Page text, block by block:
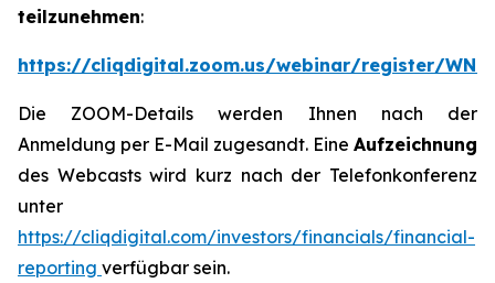
teilzunehmen:
https://cliqdigital.zoom.us/webinar/register/
Die ZOOM-Details werden Ihnen nach der
Anmeldung per E-Mail zugesandt. Eine Aufzeichnung
des Webcasts wird kurz nach der Telefonkonferenz
unter
https://cliqdigital.com/investors/financials/financial-
reporting verfügbar sein.